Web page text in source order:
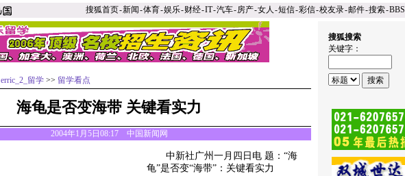
搜狐首页-新闻-体育-娱乐-财经-IT-汽车-房产-女人 -短信-彩信-校友录-邮件-搜索-BBS
erric_2_留学 >> 留学看点
海龟是否变海带 关键看实力
2004年1月5日08:17 中国新闻网
中新社广州一月四日电 题：“海
龟”是否变“海带”：关键看实力
搜狐搜索
关键字：